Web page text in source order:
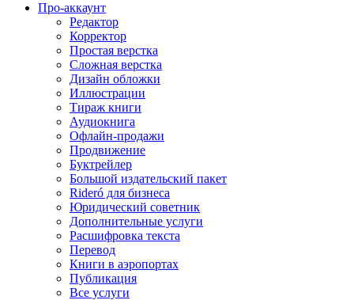
Про-аккаунт
Редактор
Корректор
Простая верстка
Сложная верстка
Дизайн обложки
Иллюстрации
Тираж книги
Аудиокнига
Офлайн-продажи
Продвижение
Буктрейлер
Большой издательский пакет
Rideró для бизнеса
Юридический советник
Дополнительные услуги
Расшифровка текста
Перевод
Книги в аэропортах
Публикация
Все услуги